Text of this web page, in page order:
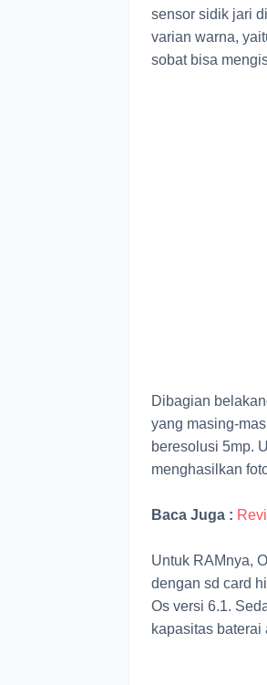
sensor sidik jari
varian warna,
sobat bisa
Dibagian
yang masing-
beresolusi 5mp.
menghasilkan
Baca Juga :
Untuk RAMnya,
dengan sd card
Os versi 6.1.
kapasitas